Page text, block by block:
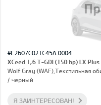
#E2607C021C45A 0004
XCeed 1,6 T-GDI (150 hp) LX Plus
Wolf Gray (WAF),Текстильная
/ черный
Я ЗАИНТЕРЕСОВАН!